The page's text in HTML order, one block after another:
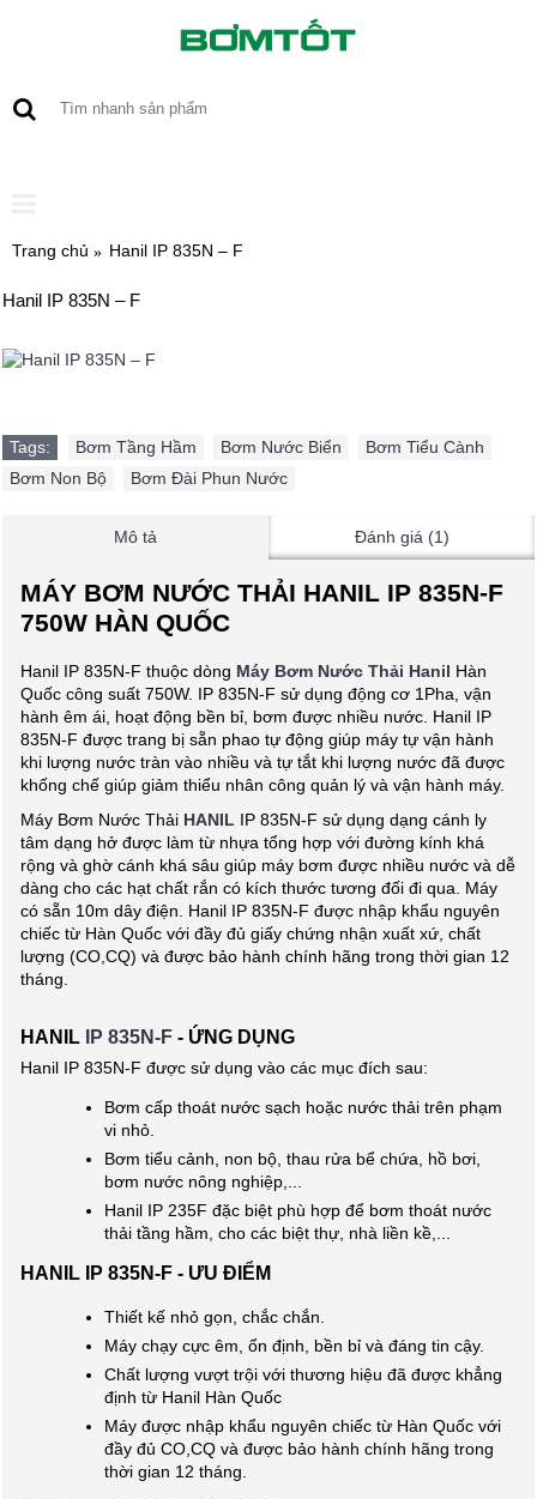
Trang chủ Hanil IP 835N – F
Hanil IP 835N – F
Tags: Bơm Tầng Hầm Bơm Nước Biển Bơm Tiểu Cành
Bơm Non Bộ
Bơm Đài Phun Nước
Mô tả Đánh giá (1)
MÁY BƠM NƯỚC THẢI HANIL IP 835N-F
750W HÀN QUỐC
Hanil IP 835N-F thuộc dòng Máy Bơm Nước Thải Hanil Hàn
Quốc công suất 750W. IP 835N-F sử dụng động cơ 1Pha, vận
hành êm ái, hoạt động bền bỉ, bơm được nhiều nước. Hanil IP
835N-F được trang bị sẵn phao tự động giúp máy tự vận hành
khi lượng nước tràn vào nhiều và tự tắt khi lượng nước đã được
khống chế giúp giảm thiểu nhân công quản lý và vận hành máy.
Máy Bơm Nước Thải HANIL IP 835N-F sử dụng dạng cánh ly
tâm dạng hở được làm từ nhựa tổng hợp với đường kính khá
rộng và ghờ cánh khá sâu giúp máy bơm được nhiều nước và dễ
dàng cho các hạt chất rắn có kích thước tương đối đi qua. Máy
có sẵn 10m dây điện. Hanil IP 835N-F được nhập khẩu nguyên
chiếc từ Hàn Quốc với đầy đủ giấy chứng nhận xuất xứ, chất
lượng (CO,CQ) và được bảo hành chính hãng trong thời gian 12
tháng.
HANIL IP 835N-F - ỨNG DỤNG
Hanil IP 835N-F được sử dụng vào các mục đích sau:
Bơm cấp thoát nước sạch hoặc nước thải trên phạm
vi nhỏ.
Bơm tiểu cảnh, non bộ, thau rửa bể chứa, hồ bơi,
bơm nước nông nghiệp,...
Hanil IP 235F đặc biệt phù hợp để bơm thoát nước
thải tầng hầm, cho các biệt thự, nhà liền kề,...
HANIL IP 835N-F - ƯU ĐIỂM
Thiết kế nhỏ gọn, chắc chắn.
Máy chạy cực êm, ổn định, bền bỉ và đáng tin cậy.
Chất lượng vượt trội với thương hiệu đã được khẳng
định từ Hanil Hàn Quốc
Máy được nhập khẩu nguyên chiếc từ Hàn Quốc với
đầy đủ CO,CQ và được bảo hành chính hãng trong
thời gian 12 tháng.